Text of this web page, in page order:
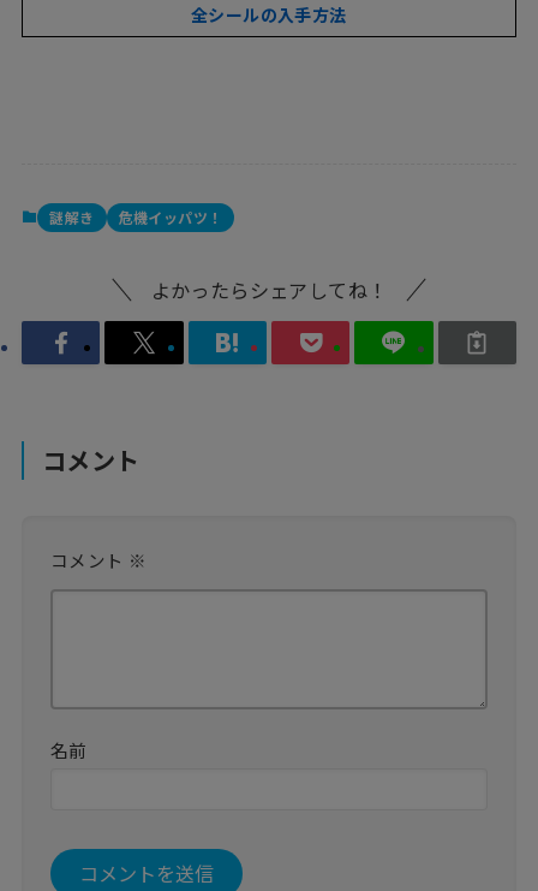
全シールの入手方法
謎解き 危機イッパツ！
よかったらシェアしてね！
コメント
コメント ※
名前